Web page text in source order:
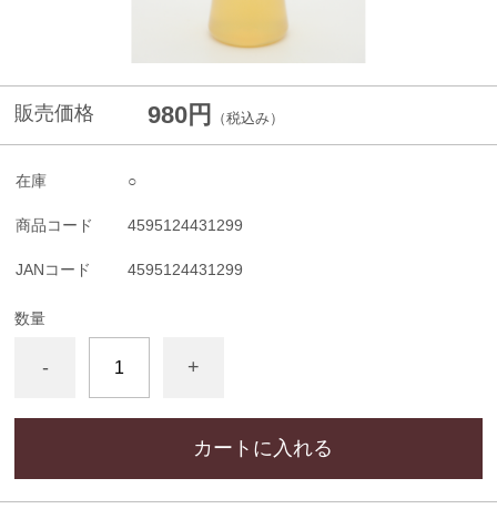
販売価格 980円 （税込み）
在庫 ○
商品コード 4595124431299
JANコード 4595124431299
数量
- +
カートに入れる